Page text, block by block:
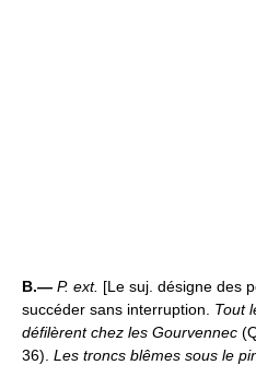
B.— P. ext. [Le suj. désigne des
succéder sans interruption. Tout
défilèrent chez les Gourvennec
36). Les troncs blêmes sous le